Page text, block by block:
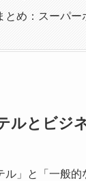
とめ：スーパ
ルとビジ
ル」と「一般